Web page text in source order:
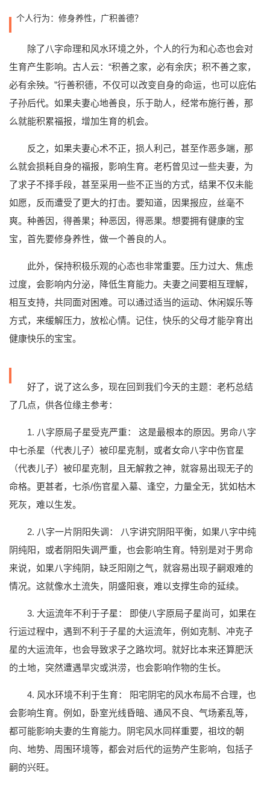
个人行为：修身养性，广积善德？
除了八字命理和风水环境之外，个人的行为和心态也会对
生育产生影响。古人云：“积善之家，必有余庆；积不善之家，
必有余殃。”行善积德，不仅可以改变自身的命运，也可以庇佑
子孙后代。如果夫妻心地善良，乐于助人，经常布施行善，那
么就能积累福报，增加生育的机会。
反之，如果夫妻心术不正，损人利己，甚至作恶多端，那
么就会损耗自身的福报，影响生育。老朽曾见过一些夫妻，为
了求子不择手段，甚至采用一些不正当的方式，结果不仅未能
如愿，反而遭受了更大的打击。要知道，因果报应，丝毫不
爽。种善因，得善果；种恶因，得恶果。想要拥有健康的宝
宝，首先要修身养性，做一个善良的人。
此外，保持积极乐观的心态也非常重要。压力过大、焦虑
过度，会影响内分泌，降低生育能力。夫妻之间要相互理解，
相互支持，共同面对困难。可以通过适当的运动、休闲娱乐等
方式，来缓解压力，放松心情。记住，快乐的父母才能孕育出
健康快乐的宝宝。
好了，说了这么多，现在回到我们今天的主题：老朽总结
了几点，供各位缘主参考：
1. 八字原局子星受克严重： 这是最根本的原因。男命八字
中七杀星（代表儿子）被印星克制，或者女命八字中伤官星
（代表儿子）被印星克制，且无解救之神，就容易出现无子的
命格。更甚者，七杀/伤官星入墓、逢空，力量全无，犹如枯木
死灰，难以生发。
2. 八字一片阴阳失调： 八字讲究阴阳平衡，如果八字中纯
阴纯阳，或者阴阳失调严重，也会影响生育。特别是对于男命
来说，如果八字纯阴，缺乏阳刚之气，就容易出现子嗣艰难的
情况。这就像水土流失，阴盛阳衰，难以支撑生命的延续。
3. 大运流年不利于子星： 即使八字原局子星尚可，如果在
行运过程中，遇到不利于子星的大运流年，例如克制、冲克子
星的大运流年，也会导致求子之路坎坷。就好比本来还算肥沃
的土地，突然遭遇旱灾或洪涝，也会影响作物的生长。
4. 风水环境不利于生育： 阳宅阴宅的风水布局不合理，也
会影响生育。例如，卧室光线昏暗、通风不良、气场紊乱等，
都可能影响夫妻的生育能力。阴宅风水同样重要，祖坟的朝
向、地势、周围环境等，都会对后代的运势产生影响，包括子
嗣的兴旺。